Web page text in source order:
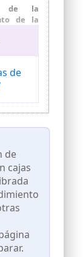
de la
de la
voz para
de
permite
su hogar
cables
redes
lo que
y
con un
sola
para
de
de
cajas